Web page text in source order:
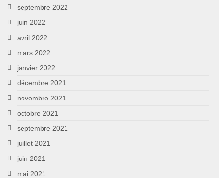
septembre 2022
juin 2022
avril 2022
mars 2022
janvier 2022
décembre 2021
novembre 2021
octobre 2021
septembre 2021
juillet 2021
juin 2021
mai 2021